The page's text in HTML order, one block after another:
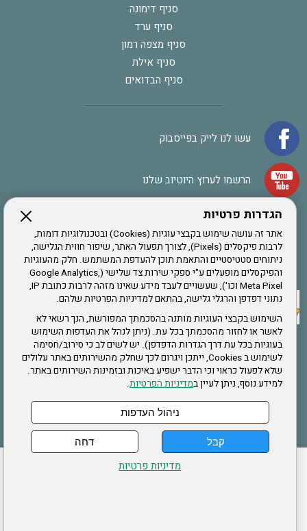
הגדרות פרטיות
אתר זה עושה שימוש בקבצי עוגיות (Cookies) ובטכנולוגיות דומות,
לרבות פיקסלים (Pixels), לצורך תפעול האתר, שיפור חווית הגלישה,
ניתוחים סטטיסטיים והתאמת תוכן להעדפת המשתמש. חלק מהעוגיות
והפיקסלים מופעלים ע"י ספקי שירות צד שלישי (Google Analytics,
Meta Pixel וכו'), שעשויים לעבד מידע שאינו מזהה לרבות כתובת IP,
נתוני דפדפן והרגלי גלישה, בהתאם למדיניות הפרטיות שלהם.
השימוש בקבצי העוגיות מותנה בהסכמתך המפורשת, הנך רשאי לא
לאשר או לחזור מהסכמתך בכל עת. (ניתן לנהל את העדפות השימוש
בעוגיות בכל עת דרך הגדרות הדפדפן). יש לשים לב כי סירוב/חסימה
לשימוש ב Cookies, ייתכן ויגרום לכך שחלק מהשירותים באתר עלולים
שלא לפעול כראוי וכי הדבר ישפיע באיכות ובזמינות השירותים באתר.
למידע נוסף, ניתן לעיין במדיניות הפרטיות.
קבל דחה
ניהול העדפות
מדיניות פרטיות
סניף דימונה
סניף ערד
סניף מצפה רמון
סניף אילת
סניף הבדואים
עשו לנו לייק בפייסבוק
הרשמו לערוץ היוטיוב שלנו
אתר צה"ל
תקנון האתר
שירותים
תעסוקה
בריאות
הצהרת נגישות לעדכון פרטים אישיים